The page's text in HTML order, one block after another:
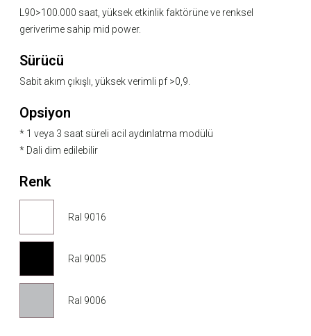
L90>100.000 saat, yüksek etkinlik faktörüne ve renksel
geriverime sahip mid power.
Sürücü
Sabit akım çıkışlı, yüksek verimli pf >0,9.
Opsiyon
* 1 veya 3 saat süreli acil aydınlatma modülü
* Dali dim edilebilir
Renk
Ral 9016
Ral 9005
Ral 9006